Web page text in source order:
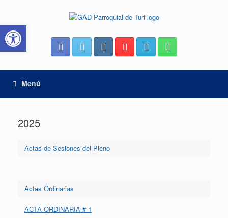
Abrir barra de herramientas
contenido
Menú
2025
Actas de Sesiones del Pleno
Actas Ordinarias
ACTA ORDINARIA # 1